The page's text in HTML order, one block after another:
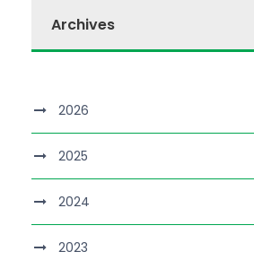
Archives
2026
2025
2024
2023